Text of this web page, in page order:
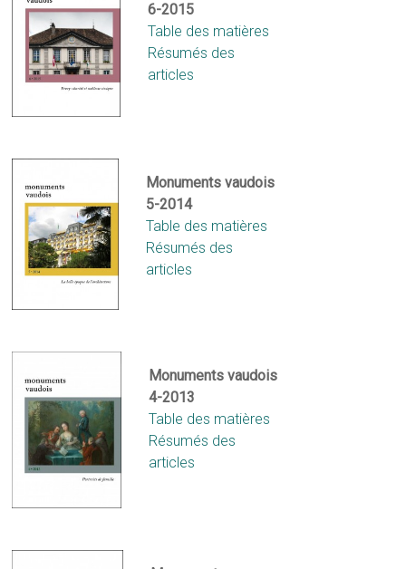
6-2015
Table des matières
Résumés des
articles
Monuments vaudois
5-2014
Table des matières
Résumés des
articles
Monuments vaudois
4-2013
Table des matières
Résumés des
articles